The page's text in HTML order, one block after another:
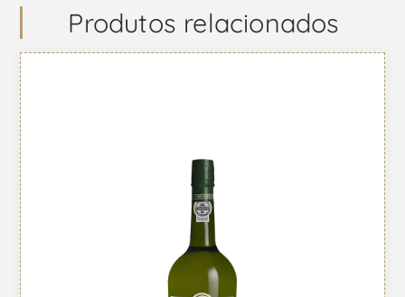
Produtos relacionados